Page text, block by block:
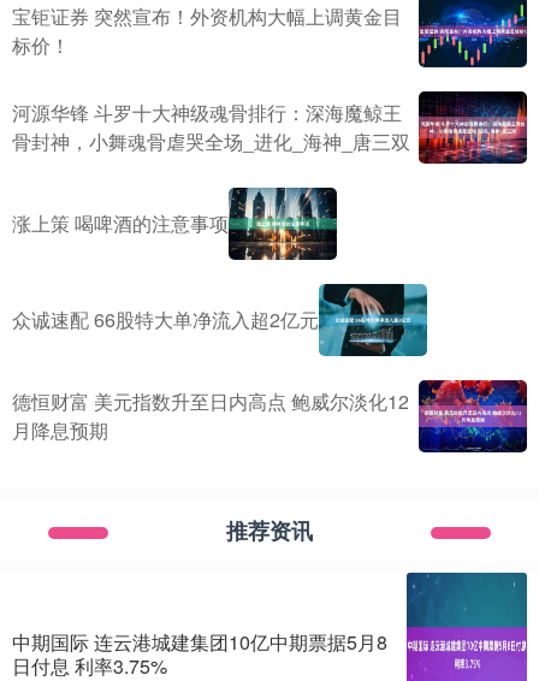
宝钜证券 突然宣布！外资机构大幅上调黄金目
标价！
河源华锋 斗罗十大神级魂骨排行：深海魔鲸王
骨封神，小舞魂骨虐哭全场_进化_海神_唐三双
涨上策 喝啤酒的注意事项
众诚速配 66股特大单净流入超2亿元
德恒财富 美元指数升至日内高点 鲍威尔淡化12
月降息预期
推荐资讯
中期国际 连云港城建集团10亿中期票据5月8
日付息 利率3.75%